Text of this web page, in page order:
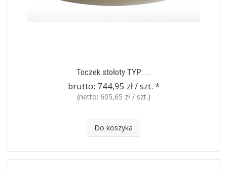
Toczek stołoty TYP: ...
brutto: 744,95 zł / szt. *
(netto: 605,65 zł / szt.)
Do koszyka